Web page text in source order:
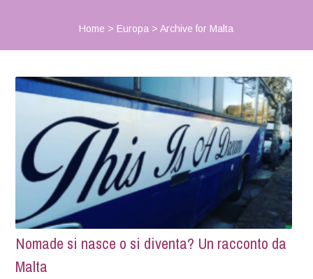
Home >Europa >Archive for Malta
Nomade si nasce o si diventa? Un racconto da
Malta